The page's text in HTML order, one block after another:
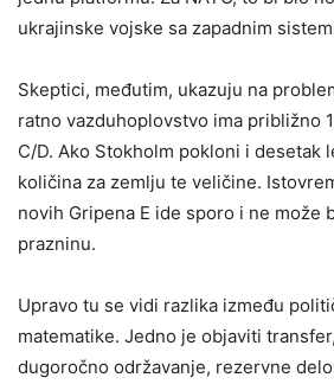
ukrajinske vojske sa zapadnim
Skeptici, međutim, ukazuju na
ratno vazduhoplovstvo ima približno
C/D. Ako Stokholm pokloni i desetak
količina za zemlju te veličine.
novih Gripena E ide sporo i ne može
prazninu.
Upravo tu se vidi razlika između
matematike. Jedno je objaviti
dugoročno održavanje, rezervne